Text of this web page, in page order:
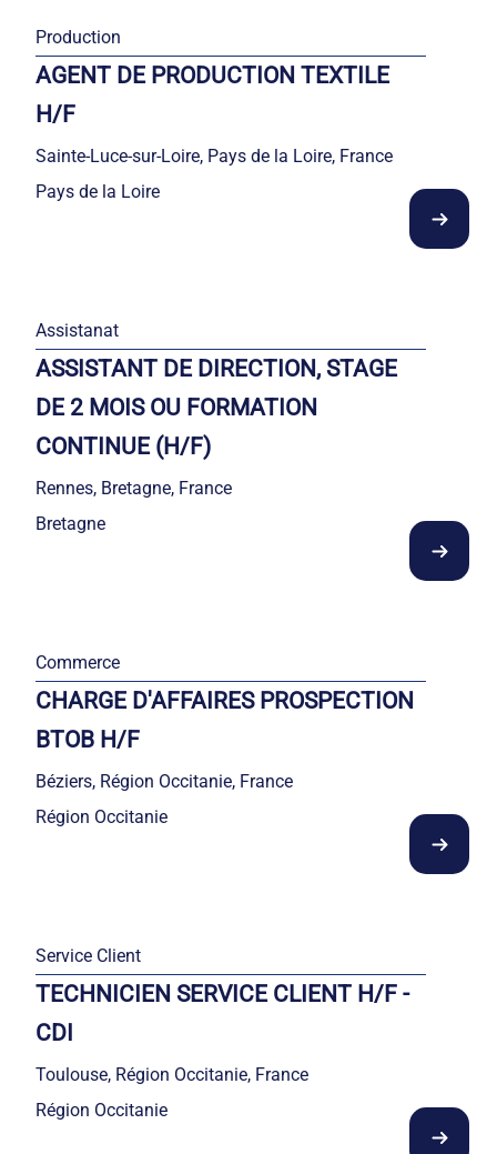
Production
AGENT DE PRODUCTION TEXTILE
H/F
Sainte-Luce-sur-Loire, Pays de la Loire, France
Pays de la Loire
Assistanat
ASSISTANT DE DIRECTION, STAGE
DE 2 MOIS OU FORMATION
CONTINUE (H/F)
Rennes, Bretagne, France
Bretagne
Commerce
CHARGE D'AFFAIRES PROSPECTION
BTOB H/F
Béziers, Région Occitanie, France
Région Occitanie
Service Client
TECHNICIEN SERVICE CLIENT H/F -
CDI
Toulouse, Région Occitanie, France
Région Occitanie